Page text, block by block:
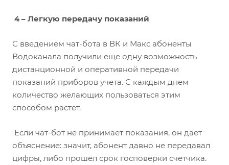
4 – Легкую передачу показаний
С введением чат-бота в ВК и Макс абоненты
Водоканала получили еще одну возможность
дистанционной и оперативной передачи
показаний приборов учета. С каждым днем
количество желающих пользоваться этим
способом растет.
Если чат-бот не принимает показания, он дает
объяснение: значит, абонент давно не передавал
цифры, либо прошел срок госповерки счетчика.